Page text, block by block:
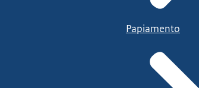
Papiamento